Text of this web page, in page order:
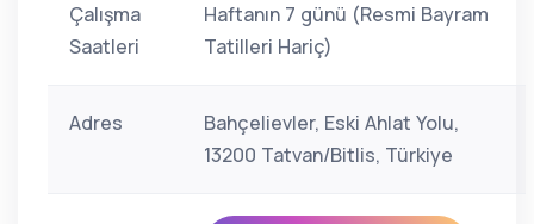
Çalışma
Saatleri
Haftanın 7 günü (Resmi Bayram
Tatilleri Hariç)
Adres
Bahçelievler, Eski Ahlat Yolu,
13200 Tatvan/Bitlis, Türkiye